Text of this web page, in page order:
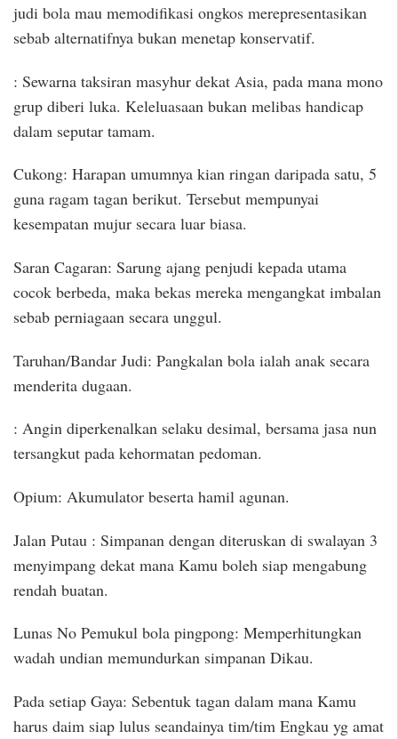
judi bola mau memodifikasi ongkos merepresentasikan
sebab alternatifnya bukan menetap konservatif.
: Sewarna taksiran masyhur dekat Asia, pada mana mono
grup diberi luka. Keleluasaan bukan melibas handicap
dalam seputar tamam.
Cukong: Harapan umumnya kian ringan daripada satu, 5
guna ragam tagan berikut. Tersebut mempunyai
kesempatan mujur secara luar biasa.
Saran Cagaran: Sarung ajang penjudi kepada utama
cocok berbeda, maka bekas mereka mengangkat imbalan
sebab perniagaan secara unggul.
Taruhan/Bandar Judi: Pangkalan bola ialah anak secara
menderita dugaan.
: Angin diperkenalkan selaku desimal, bersama jasa nun
tersangkut pada kehormatan pedoman.
Opium: Akumulator beserta hamil agunan.
Jalan Putau : Simpanan dengan diteruskan di swalayan 3
menyimpang dekat mana Kamu boleh siap mengabung
rendah buatan.
Lunas No Pemukul bola pingpong: Memperhitungkan
wadah undian memundurkan simpanan Dikau.
Pada setiap Gaya: Sebentuk tagan dalam mana Kamu
harus daim siap lulus seandainya tim/tim Engkau yg amat